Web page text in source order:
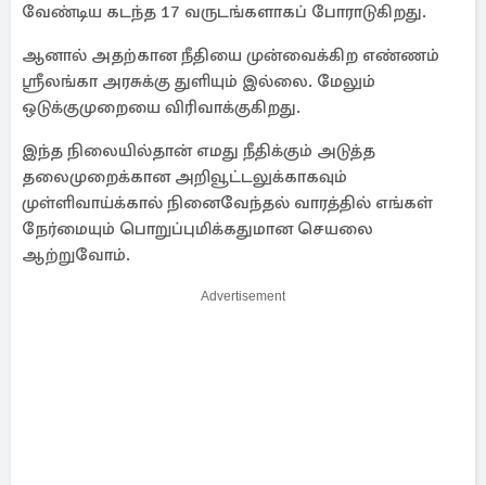
வேண்டிய கடந்த 17 வருடங்களாகப் போராடுகிறது.
ஆனால் அதற்கான நீதியை முன்வைக்கிற எண்ணம்
ஶ்ரீலங்கா அரசுக்கு துளியும் இல்லை. மேலும்
ஒடுக்குமுறையை விரிவாக்குகிறது.
இந்த நிலையில்தான் எமது நீதிக்கும் அடுத்த
தலைமுறைக்கான அறிவூட்டலுக்காகவும்
முள்ளிவாய்க்கால் நினைவேந்தல் வாரத்தில் எங்கள்
நேர்மையும் பொறுப்புமிக்கதுமான செயலை
ஆற்றுவோம்.
Advertisement